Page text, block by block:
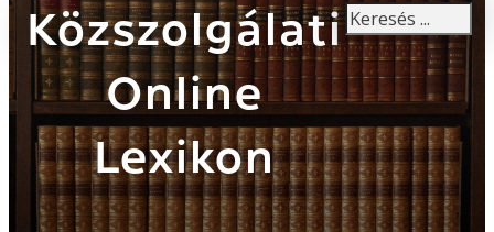
Közszolgálati
Online
Lexikon
Keresés